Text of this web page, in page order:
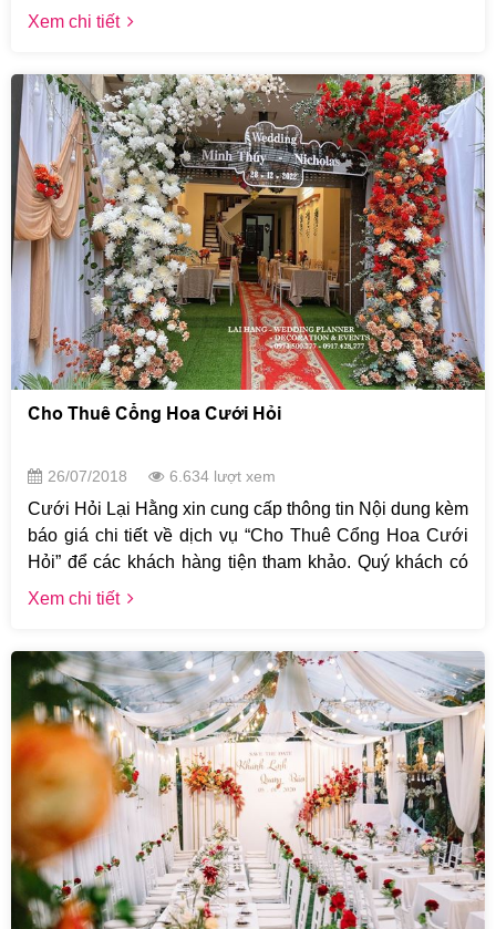
mình. Ngoài ra, việc chọn loại hoa còn phụ thuộc vào
gió, môi trường để trang trí. Nếu hai gia đình cách nhau
không xa, bạn có thể chọn những loại hoa mỏng manh
như hoa lan tường, kết hợp cẩm tú cầu lan, trắng…
Hoặc với các mẫu sang trọng hơn có thể kết hợp thêm
Lan Hồ Điệp, Mẫu đơn, Địa lan. Cô dâu chú rể cũng cần
lưu tâm tới việc chọn hoa theo mùa, những loại hoa
đúng mùa lúc nào cũng đẹp nhất, và giúp bạn tiết kiệm
đáng kể kinh phí so với việc chọn lựa hoa lạ, độc đáo
nhưng không có tại nơi bạn sinh sống.
Xem chi tiết
Cho Thuê Cổng Hoa Cưới Hỏi
26/07/2018 6.634 lượt xem
Cưới Hỏi Lại Hằng xin cung cấp thông tin Nội dung kèm
báo giá chi tiết về dịch vụ “Cho Thuê Cổng Hoa Cưới
Hỏi” để các khách hàng tiện tham khảo. Quý khách có
thể liên hệ trực tiếp tới số điện thoại Hotline của Lại
Xem chi tiết